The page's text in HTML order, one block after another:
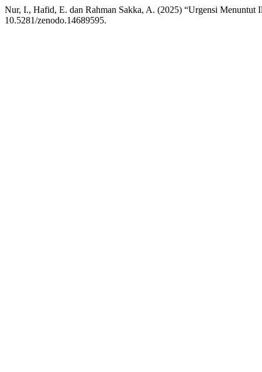
Nur, I., Hafid, E. dan Rahman Sakka, A. (2025) “Urgensi Menuntut
10.5281/zenodo.14689595.